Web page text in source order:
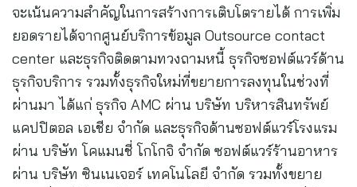
จะเน้นความสำคัญในการสร้างการเติบโตรายได้ การเพิ่ม
ยอดรายได้จากศูนย์บริการข้อมูล Outsource contact
center และธุรกิจติดตามทวงถามหนี้ ธุรกิจซอฟต์แวร์ด้าน
ธุรกิจบริการ รวมทั้งธุรกิจใหม่ที่ขยายการลงทุนในช่วงที่
ผ่านมา ได้แก่ ธุรกิจ AMC ผ่าน บริษัท บริหารสินทรัพย์
แคปปิตอล เอเชีย จำกัด และธุรกิจด้านซอฟต์แวร์โรงแรม
ผ่าน บริษัท โคแมนชี่ โกโกจิ จำกัด ซอฟต์แวร์ร้านอาหาร
ผ่าน บริษัท ซินเนเจอร์ เทคโนโลยี จำกัด รวมทั้งขยาย